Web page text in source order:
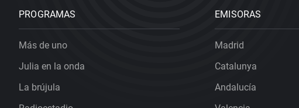
PROGRAMAS
Más de uno
Julia en la onda
La brújula
EMISORAS
Madrid
Catalunya
Andalucía